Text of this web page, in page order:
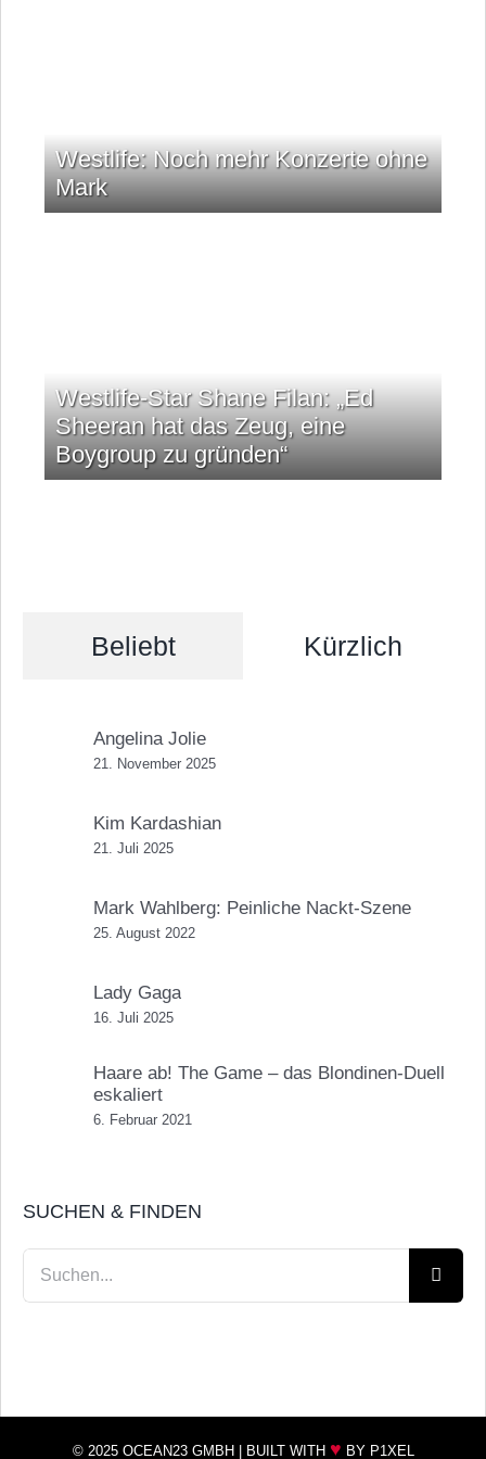
Westlife: Noch mehr Konzerte ohne
Mark
Westlife-Star Shane Filan: „Ed
Sheeran hat das Zeug, eine
Boygroup zu gründen“
Beliebt Kürzlich
Angelina Jolie
21. November 2025
Kim Kardashian
21. Juli 2025
Mark Wahlberg: Peinliche Nackt-Szene
25. August 2022
Lady Gaga
16. Juli 2025
Haare ab! The Game – das Blondinen-Duell
eskaliert
6. Februar 2021
SUCHEN & FINDEN
nach:
© 2025 OCEAN23 GMBH | BUILT WITH ♥ BY P1XEL